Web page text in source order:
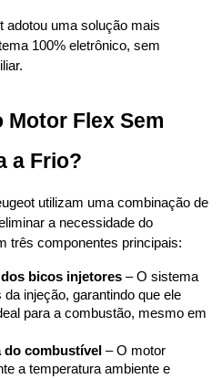
adotou uma solução mais
100% eletrônico, sem
Motor Flex Sem
a Frio?
utilizam uma combinação de
a necessidade do
três componentes principais:
bicos injetores – O sistema
injeção, garantindo que ele
para a combustão, mesmo em
combustível – O motor
a temperatura ambiente e